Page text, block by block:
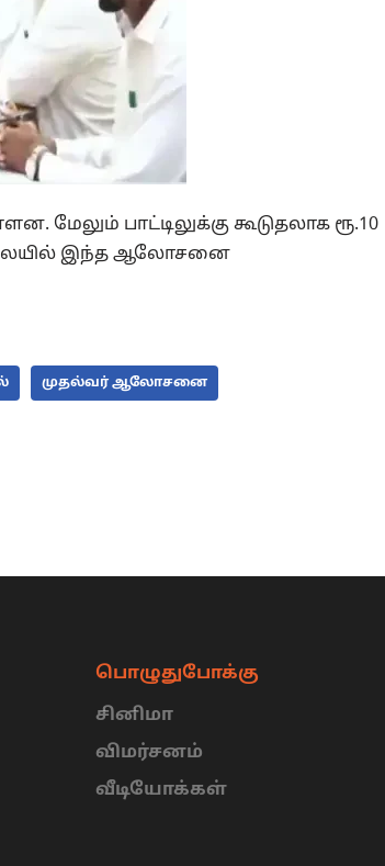
மேலும் பாட்டிலுக்கு கூடுதலாக ரூ.10
இந்த ஆலோசனை
முதல்வர் ஆலோசனை
பொழுதுபோக்கு
சினிமா
விமர்சனம்
வீடியோக்கள்